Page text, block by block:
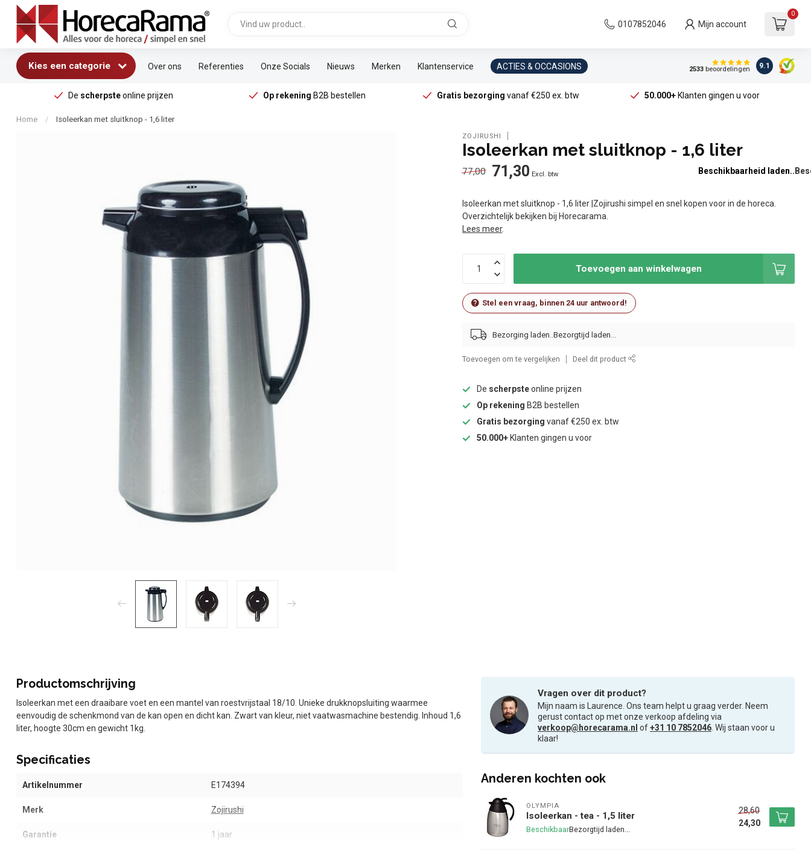
0107852046 Mijn account
0
Kies een categorie Over ons Referenties Onze Socials Nieuws Merken Klantenservice ACTIES & OCCASIONS 2533beoordelingen 9.1
De scherpsteonline prijzen Op rekening B2B bestellen Gratis bezorging vanaf €250 ex. btw 50.000+Klanten gingen u voor
Home / Isoleerkan met sluitknop - 1,6 liter
ZOJIRUSHI
Isoleerkan met sluitknop - 1,6 liter
77,00 71,30 Excl. btw Beschikbaarheid laden..
Isoleerkan met sluitknop - 1,6 liter |Zojirushi simpel en snel kopen voor in de horeca.
Overzichtelijk bekijken bij Horecarama.
Lees meer.
Toevoegen aan winkelwagen
Stel een vraag, binnen 24 uur antwoord!
Bezorging laden..
Toevoegen om te vergelijken Deel dit product
De scherpsteonline prijzen
Op rekening B2B bestellen
Gratis bezorging vanaf €250 ex. btw
50.000+ Klanten gingen u voor
Productomschrijving
Isoleerkan met een draaibare voet en een mantel van roestvrijstaal 18/10. Unieke drukknopsluiting waarmee
eenvoudig de schenkmond van de kan open en dicht kan. Zwart van kleur, niet vaatwasmachine bestendig. Inhoud 1,6
liter, hoogte 30cm en gewicht 1kg.
Specificaties
Artikelnummer E174394
Merk Zojirushi
Garantie 1 jaar
Vragen over dit product?
Mijn naam is Laurence. Ons team helpt u graag verder. Neem
gerust contact op met onze verkoop afdeling via
verkoop@horecarama.nl of+31 10 7852046 . Wij staan voor u
klaar!
Anderen kochten ook
OLYMPIA
Isoleerkan - tea - 1,5 liter
Beschikbaar
28,60
24,30